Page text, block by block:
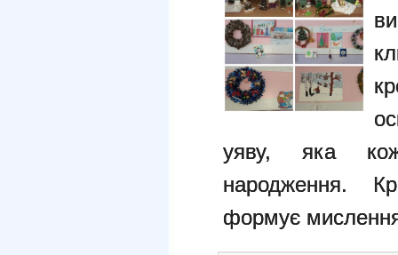
уяву, яка
народження.
формує